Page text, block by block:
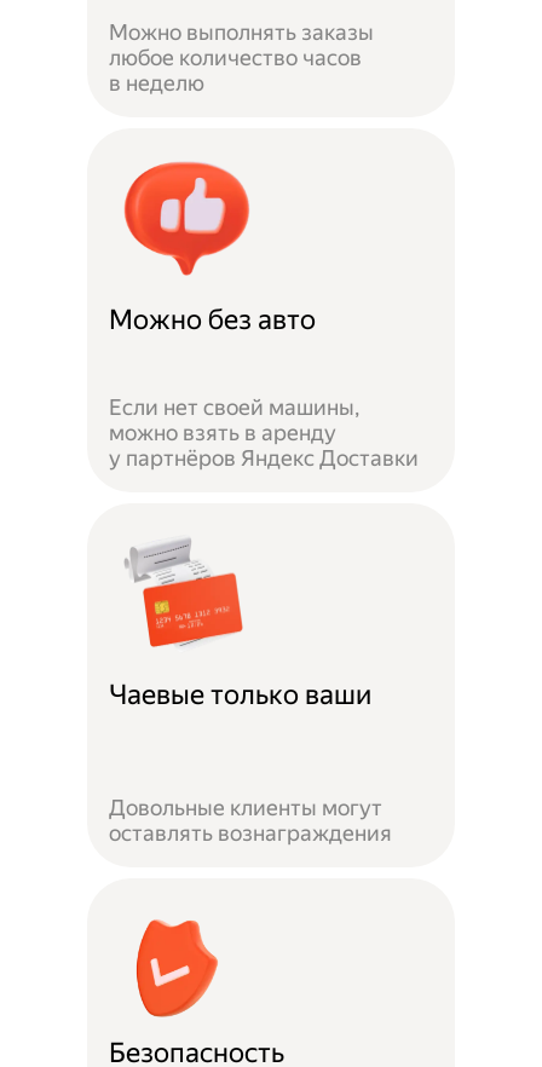
Можно выполнять заказы
любое количество часов
в неделю
Можно без авто
Если нет своей машины,
можно взять в аренду
у партнёров Яндекс Доставки
Чаевые только ваши
Довольные клиенты могут
оставлять вознаграждения
Безопасность